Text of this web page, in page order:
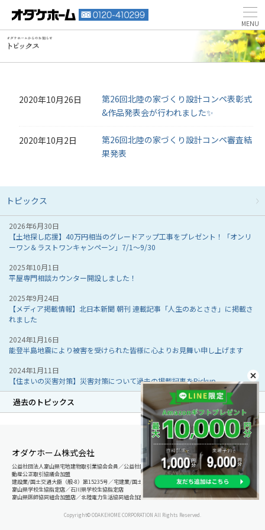
2020年10月26日
第26回北陸の家づくり設計コンペ表彰式
&作品発表会が行われました✨
2020年10月2日
第26回北陸の家づくり設計コンペ審査結
果発表
トピックス
2026年6月30日
【土地探し応援】40万円相当のグレードアップ工事をプレゼント！「オンリ
ーワン＆ラストワンキャンペーン」7/1～9/30
2025年10月1日
平屋専門相談カウンター開設しました！
2025年9月24日
【メディア掲載情報】北日本新聞 朝刊 連載記事「人生のあとさき」に掲載さ
れました
2024年1月16日
能登半島地震により被害を受けられた皆様に心よりお見舞い申し上げます
2024年1月11日
【住まいの災害対策】災害対策について過去の掲載記事をPickup
過去のトピックス
オダケホーム株式会社
公益社団法人富山県宅地建物取引業協会会員／公益社団法人石川県宅地建物取引業協会会員／北陸不
動産公正取引協議会加盟
建設業/国土交通大臣（般-8）第15235号／宅建業/国土交通大臣（8）第5025号
富山県学校生協指定店／石川県学校生協指定店
富山県医師協同組合加盟店／北陸電力生活協同組合加盟店
Copyright© ODAKEHOME CORPORATION All Rights Reserved.